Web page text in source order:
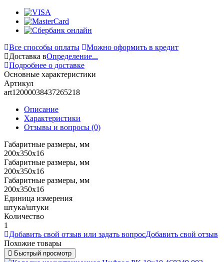
Все способы оплаты
Можно оформить в кредит
Доставка вОпределение...
Подробнее о доставке
Основные характеристики
Артикул
art12000038437265218
Описание
Характеристики
Отзывы и вопросы (0)
Габаритные размеры, мм
200х350х16
Габаритные размеры, мм
200х350х16
Габаритные размеры, мм
200х350х16
Единица измерения
штука/штуки
Количество
1
Добавить свой отзыв или задать вопросДобавить свой отзыв
Похожие товары
Быстрый просмотр